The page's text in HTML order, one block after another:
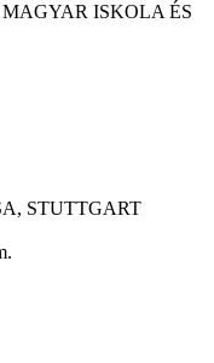
ISKOLA ÉS
STUTTGART